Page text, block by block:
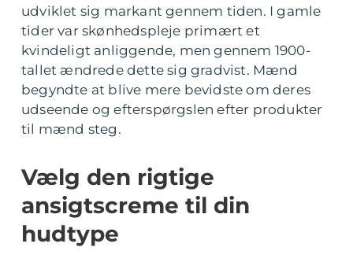
udviklet sig markant gennem tiden. I gamle
tider var skønhedspleje primært et
kvindeligt anliggende, men gennem 1900-
tallet ændrede dette sig gradvist. Mænd
begyndte at blive mere bevidste om deres
udseende og efterspørgslen efter produkter
til mænd steg.
Vælg den rigtige
ansigtscreme til din
hudtype